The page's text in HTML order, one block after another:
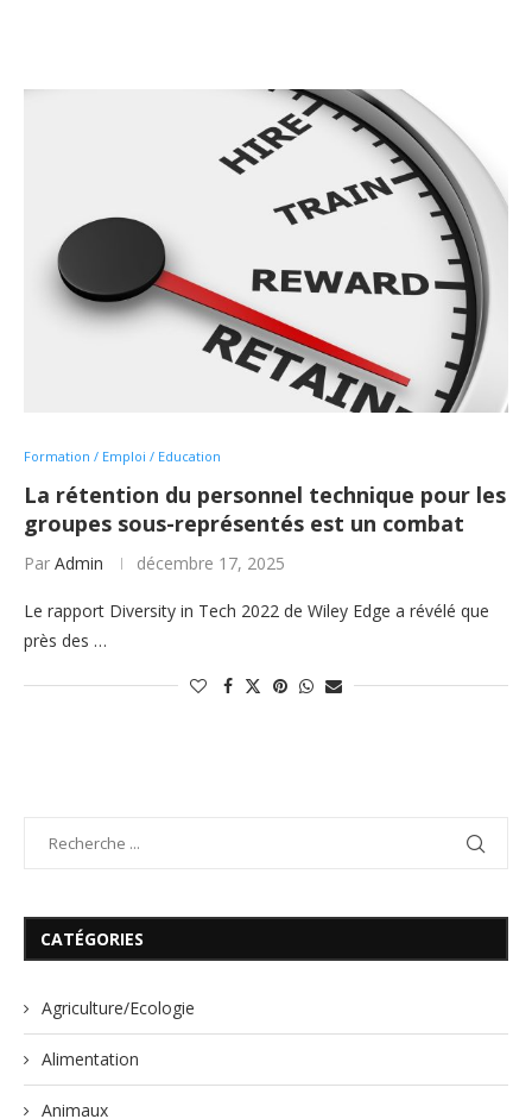
Formation / Emploi / Education
La rétention du personnel technique pour les
groupes sous-représentés est un combat
Par Admin décembre 17, 2025
Le rapport Diversity in Tech 2022 de Wiley Edge a révélé que
près des …
CATÉGORIES
Agriculture/Ecologie
Alimentation
Animaux